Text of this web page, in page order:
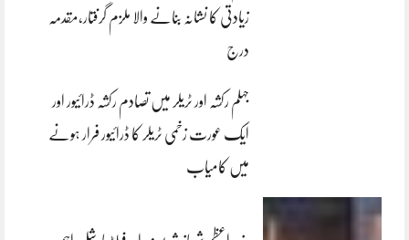
زیادتی کا نشانہ بنانے والا ملزم گرفتار،مقدمہ
درج
جہلم رکشہ اور ٹریلر میں تصادم رکشہ ڈرائیور اور
ایک عورت زخمی ٹریلر کا ڈرائیور فرار ہونے
میں کامیاب